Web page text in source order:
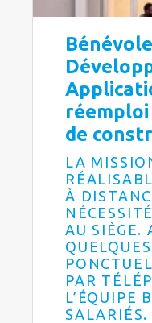
de
LA
À
AU SIÈGE.
PAR
L’ÉQUIPE
SALARIÉS.